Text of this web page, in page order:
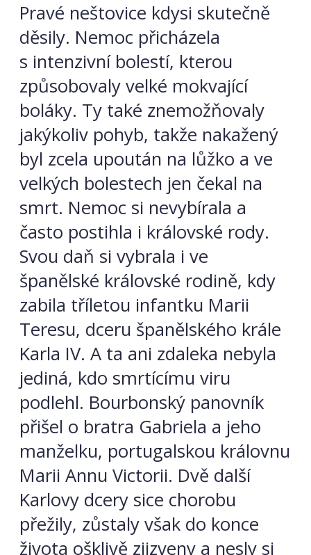
Pravé neštovice kdysi skutečně
děsily. Nemoc přicházela
s intenzivní bolestí, kterou
způsobovaly velké mokvající
boláky. Ty také znemožňovaly
jakýkoliv pohyb, takže nakažený
byl zcela upoután na lůžko a ve
velkých bolestech jen čekal na
smrt. Nemoc si nevybírala a
často postihla i královské rody.
Svou daň si vybrala i ve
španělské královské rodině, kdy
zabila tříletou infantku Marii
Teresu, dceru španělského krále
Karla IV. A ta ani zdaleka nebyla
jediná, kdo smrtícímu viru
podlehl. Bourbonský panovník
přišel o bratra Gabriela a jeho
manželku, portugalskou královnu
Marii Annu Victorii. Dvě další
Karlovy dcery sice chorobu
přežily, zůstaly však do konce
života ošklivě zjizveny a nesly si